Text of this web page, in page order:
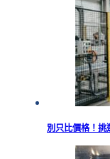
別只比價格！挑